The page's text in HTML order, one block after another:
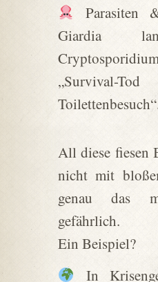
Parasiten
Giardia
All diese fiesen
nicht mit
genau das
gefährlich.
Ein Beispiel?
In